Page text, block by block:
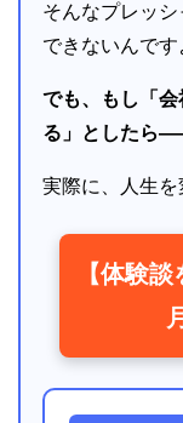
そんなプレッ
できないんです
でも、もし「
る」としたら
実際に、人生を
【体験